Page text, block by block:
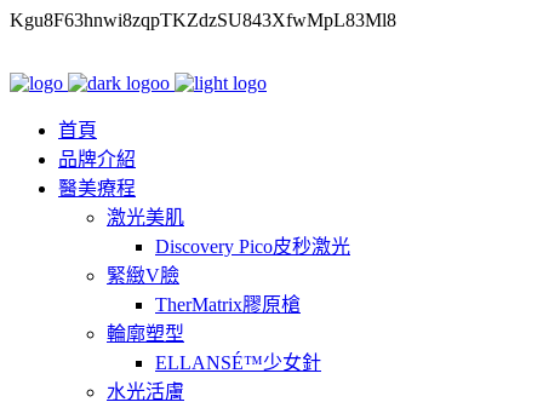
Kgu8F63hnwi8zqpTKZdzSU843XfwMpL83Ml8
首頁
品牌介紹
醫美療程
激光美肌
Discovery Pico皮秒激光
緊緻V臉
TherMatrix膠原槍
輪廓塑型
ELLANSÉ™少女針
水光活膚